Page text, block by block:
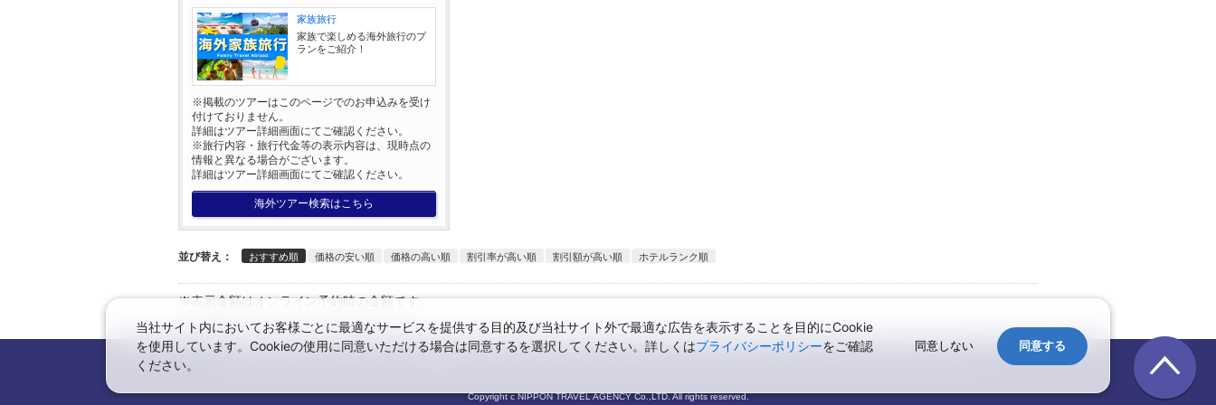
家族旅行
家族で楽しめる海外旅行のプ
ランをご紹介！
※掲載のツアーはこのページでのお申込みを受け
付けておりません。
詳細はツアー詳細画面にてご確認ください。
※旅行内容・旅行代金等の表示内容は、現時点の
情報と異なる場合がございます。
詳細はツアー詳細画面にてご確認ください。
海外ツアー検索はこちら
並び替え： おすすめ順 価格の安い順 価格の高い順 割引率が高い順 割引額が高い順 ホテルランク順
※表示金額はオンライン予約時の金額です。
←日本旅行トップへ ↑ページのトップへ
Copyright c NIPPON TRAVEL AGENCY Co.,LTD. All rights reserved.
当社サイト内においてお客様ごとに最適なサービスを提供する目的及び当社サイト外で最適な広告を表示することを目的にCookie
を使用しています。Cookieの使用に同意いただける場合は同意するを選択してください。詳しくはプライバシーポリシーをご確認
ください。
同意しない 同意する